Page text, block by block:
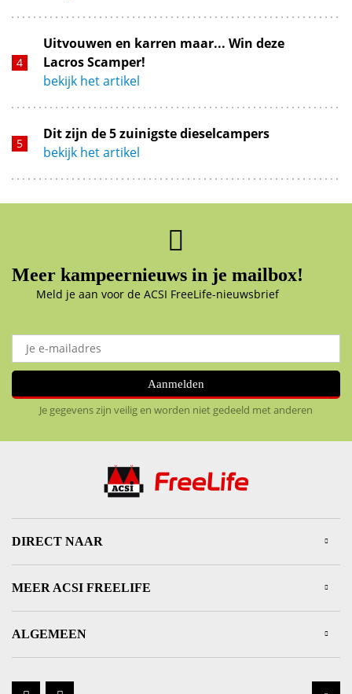
Uitvouwen en karren maar... Win deze
Lacros Scamper!
bekijk het artikel
Dit zijn de 5 zuinigste dieselcampers
bekijk het artikel
Meer kampeernieuws in je mailbox!
Meld je aan voor de ACSI FreeLife-nieuwsbrief
Aanmelden
Je gegevens zijn veilig en worden niet gedeeld met anderen
DIRECT NAAR
MEER ACSI FREELIFE
ALGEMEEN